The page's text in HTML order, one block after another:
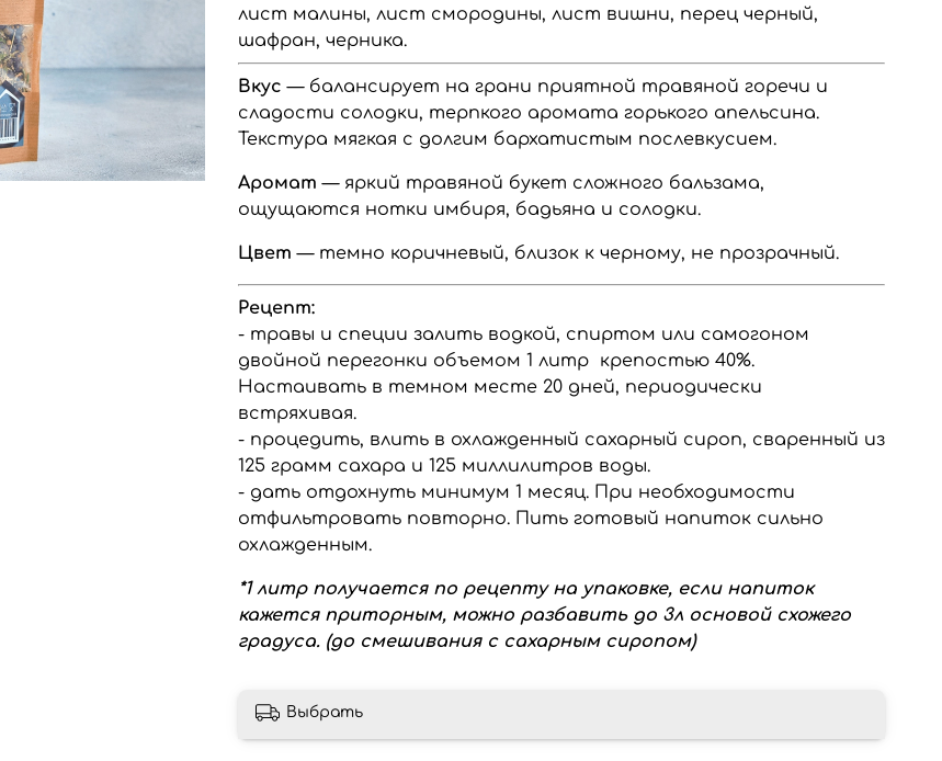
лист малины, лист смородины, лист вишни, перец черный,
шафран, черника.
Вкус — балансирует на грани приятной травяной горечи и
сладости солодки, терпкого аромата горького апельсина.
Текстура мягкая с долгим бархатистым послевкусием.
Аромат — яркий травяной букет сложного бальзама,
ощущаются нотки имбиря, бадьяна и солодки.
Цвет — темно коричневый, близок к черному, не прозрачный.
Рецепт:
- травы и специи залить водкой, спиртом или самогоном
двойной перегонки объемом 1 литр крепостью 40%.
Настаивать в темном месте 20 дней, периодически
встряхивая.
- процедить, влить в охлажденный сахарный сироп, сваренный из
125 грамм сахара и 125 миллилитров воды.
- дать отдохнуть минимум 1 месяц. При необходимости
отфильтровать повторно. Пить готовый напиток сильно
охлажденным.
*1 литр получается по рецепту на упаковке, если напиток
кажется приторным, можно разбавить до 3л основой схожего
градуса. (до смешивания с сахарным сиропом)
Выбрать